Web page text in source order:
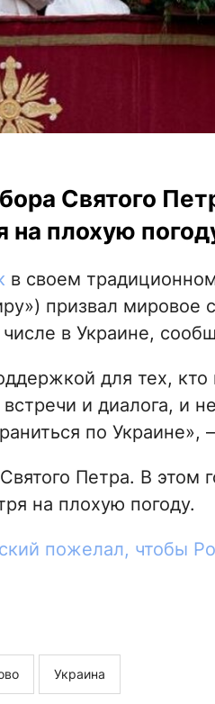
Святого
плохую
в своем
призвал мировое
в Украине,
для тех, кто
и диалога, и
по Украине»,
Петра. В этом
на плохую погоду.
пожелал, чтобы
Украина